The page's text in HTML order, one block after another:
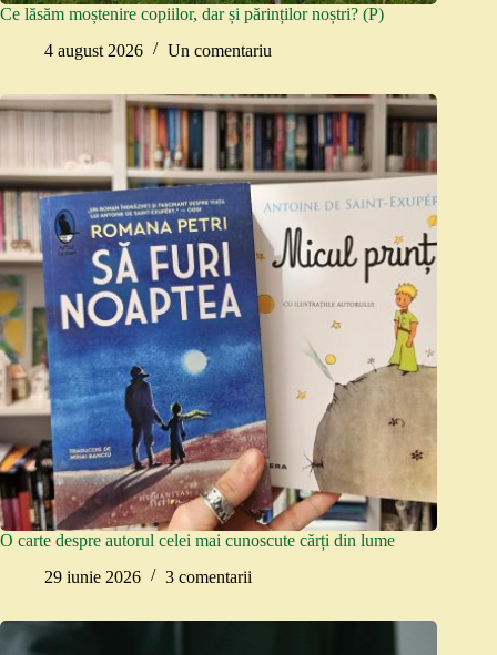
Ce lăsăm moștenire copiilor, dar și părinților noștri? (P)
4 august 2026
Un comentariu
O carte despre autorul celei mai cunoscute cărți din lume
29 iunie 2026
3 comentarii